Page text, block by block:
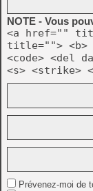
NOTE - Vous
<a href=""
title=""> <b>
<code> <del
<s> <strike>
Prévenez-moi de